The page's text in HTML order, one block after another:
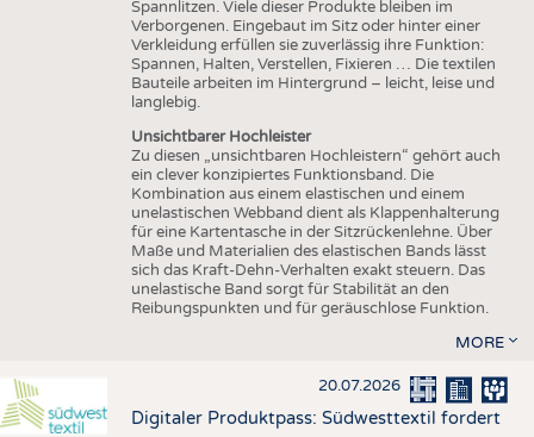
Spannlitzen. Viele dieser Produkte bleiben im
Verborgenen. Eingebaut im Sitz oder hinter einer
Verkleidung erfüllen sie zuverlässig ihre Funktion:
Spannen, Halten, Verstellen, Fixieren … Die textilen
Bauteile arbeiten im Hintergrund – leicht, leise und
langlebig.
Unsichtbarer Hochleister
Zu diesen „unsichtbaren Hochleistern“ gehört auch
ein clever konzipiertes Funktionsband. Die
Kombination aus einem elastischen und einem
unelastischen Webband dient als Klappenhalterung
für eine Kartentasche in der Sitzrückenlehne. Über
Maße und Materialien des elastischen Bands lässt
sich das Kraft-Dehn-Verhalten exakt steuern. Das
unelastische Band sorgt für Stabilität an den
Reibungspunkten und für geräuschlose Funktion.
MORE
20.07.2026
Digitaler Produktpass: Südwesttextil fordert